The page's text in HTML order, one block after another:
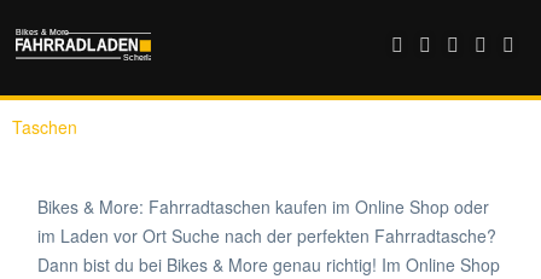
Taschen
Bikes & More: Fahrradtaschen kaufen im Online Shop oder
im Laden vor Ort Suche nach der perfekten Fahrradtasche?
Dann bist du bei Bikes & More genau richtig! Im Online Shop